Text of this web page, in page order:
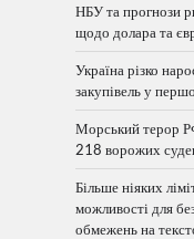
НБУ та прогнози
щодо долара та
Україна різко
закупівель у
Морський терор
218 ворожих
Більше ніяких
можливості для
обмежень на